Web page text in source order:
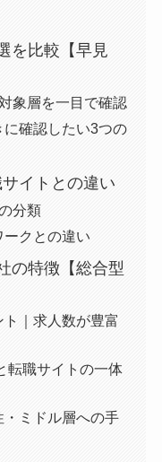
を比較【早見
象層を一目で確認
確認したい3つの
イトとの違い
分類
クとの違い
の特徴【総合型
｜求人数が豊富
転職サイトの一体
ミドル層への手